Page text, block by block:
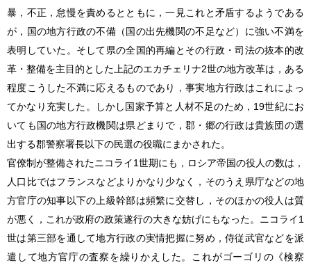
暴，不正，怠慢を責めるとともに，一見これと矛盾するようである
が，国の地方行政の不備（国の出先機関の不足など）に強い不満を
表明していた。そして県の全国的再編とその行政・司法の抜本的改
革・整備を主目的とした上記のエカチェリナ2世の地方改革は，ある
程度こうした不満に応えるものであり，事実地方行政はこれによっ
てかなり充実した。しかし国家予算と人材不足のため，19世紀にお
いても国の地方行政機関は県どまりで，郡・郷の行政は貴族団の選
出する郡警察署長以下の民選の役職にまかされた。
官僚制が整備されたニコライ1世期にも，ロシア帝国の役人の数は，
人口比ではフランスなどよりかなり少なく，そのうえ県庁などの地
方官庁の知事以下の上級幹部は頻繁に交替し，そのほかの役人は質
が悪く，これが政府の政策遂行の大きな妨げにもなった。ニコライ1
世は第三部を通して地方行政の実情把握に努め，侍従武官などを派
遣して地方官庁の査察を繰りかえした。これがゴーゴリの《検察